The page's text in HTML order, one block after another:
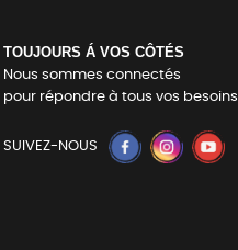
TOUJOURS Á VOS CÔTÉS
Nous sommes connectés
pour répondre à tous vos besoins
SUIVEZ-NOUS